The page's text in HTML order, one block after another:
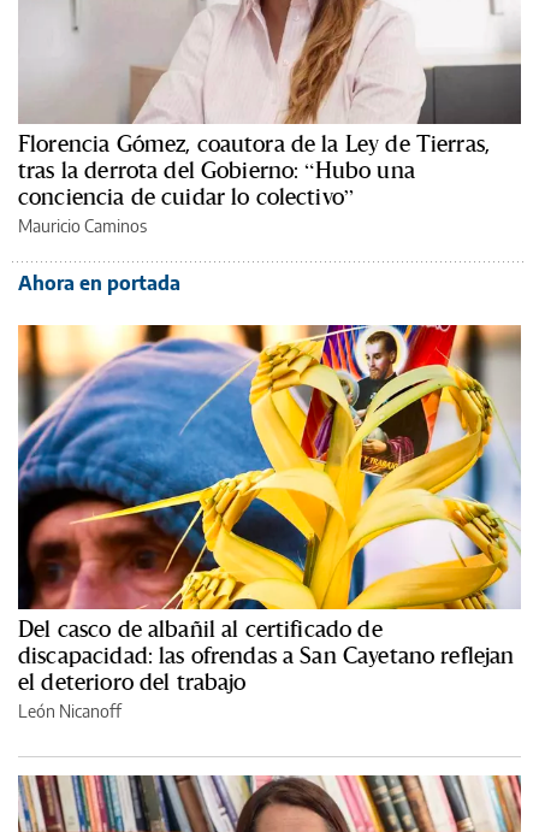
Florencia Gómez, coautora de la Ley de Tierras,
tras la derrota del Gobierno: “Hubo una
conciencia de cuidar lo colectivo”
Mauricio Caminos
Ahora en portada
Del casco de albañil al certificado de
discapacidad: las ofrendas a San Cayetano reflejan
el deterioro del trabajo
León Nicanoff